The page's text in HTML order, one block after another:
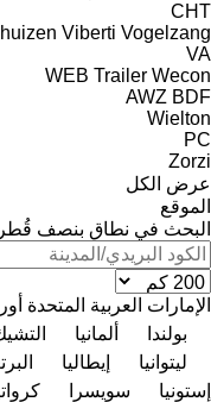
CHT
Viberti Vogelzang
VA
WEB Trailer Wecon
AWZ BDF
Wielton
PC
Zorzi
عرض الكل
الموقع
البحث في نطاق بنصف قُطر
الإمارات العربية المتحدة
بولندا
ألمانيا
ليتوانيا
إيطاليا
إستونيا
سويسرا